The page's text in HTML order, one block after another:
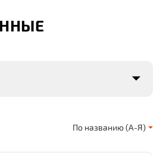
По названию (А-Я)